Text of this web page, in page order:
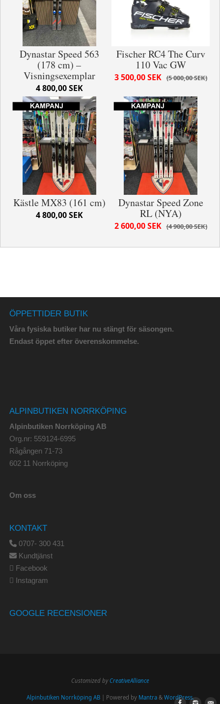
Dynastar Speed 563
(178 cm) –
Visningsexemplar
4 800,00 SEK
Fischer RC4 The Curv
110 Vac GW
5 000,00 SEK
3 500,00 SEK
Kästle MX83 (161 cm)
4 800,00 SEK
Dynastar Speed Zone
RL (NYA)
4 900,00 SEK
2 600,00 SEK
ÖPPETTIDER BUTIK
Våra fysiska butiker har nu stängt för säsongen.
Endast öppet efter överenskommelse.
ALPINBUTIKEN NORRKÖPING
Alpinbutiken Norrköping AB
Org.nr: 559124-6995
Rågången 71-73
602 11 Norrköping
Om oss
KONTAKT
0707- 300 431
Kundtjänst
Facebook
Instagram
GOOGLE RECENSIONER
Customized byCreativeAlliance
Alpinbutiken Norrköping AB| Powered by Mantra& WordPress.